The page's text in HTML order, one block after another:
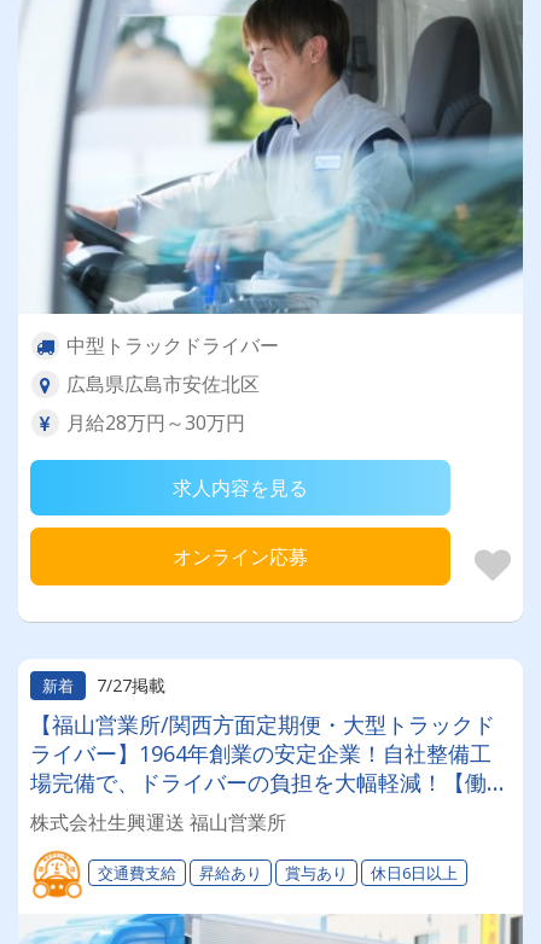
中型トラックドライバー
広島県広島市安佐北区
月給28万円～30万円
求人内容を見る
オンライン応募
新着 7/27掲載
【福山営業所/関西方面定期便・大型トラックド
ライバー】1964年創業の安定企業！自社整備工
場完備で、ドライバーの負担を大幅軽減！【働き
やすい職場制度＆健康経営優良法人認定企業】無
理なく長期的に働ける環境が自慢です◎
株式会社生興運送 福山営業所
交通費支給 昇給あり 賞与あり 休日6日以上